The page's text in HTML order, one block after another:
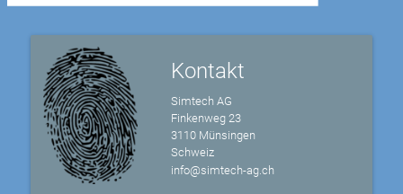
Kontakt
Simtech AG
Finkenweg 23
3110 Münsingen
Schweiz
info@simtech-ag.ch